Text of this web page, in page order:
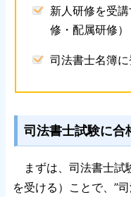
新人研修を受
修・配属研修）
司法書士名簿に
司法書士試験に合
まずは、司法書士試
を受ける）ことで、”